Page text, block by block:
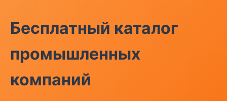
Бесплатный каталог
промышленных
компаний